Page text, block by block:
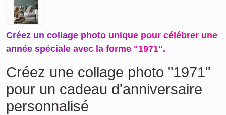
Créez un collage photo unique pour célébrer une
année spéciale avec la forme "1971".
Créez une collage photo "1971"
pour un cadeau d'anniversaire
personnalisé